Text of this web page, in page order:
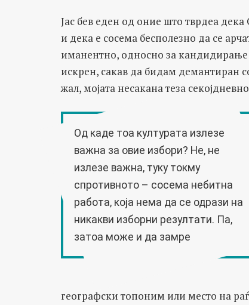
Јас бев еден од оние што тврдеа дека
и дека е сосема бесполезно да се
иманентно, односно за кандидирање
искрен, сакав да бидам демантиран
жал, мојата несакана теза
Oд каде тоа културата излезе
важна за овие избори? Не, не
излезе важна, туку токму
спротивното – сосема небитна
работа, која нема да се одрази на
никакви изборни резултати. Па,
затоа може и да замре
географски топоним или место на